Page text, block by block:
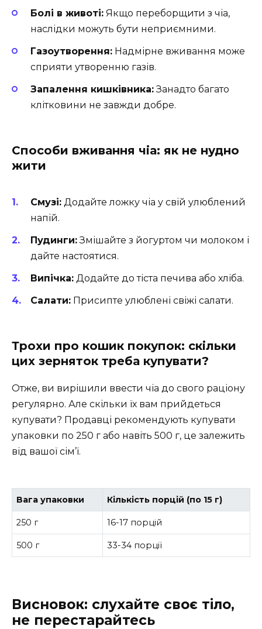
Болі в животі: Якщо переборщити з чіа,
наслідки можуть бути неприємними.
Газоутворення: Надмірне вживання може
сприяти утворенню газів.
Запалення кишківника:Занадто багато
клітковини не завжди добре.
Способи вживання чіа: як не нудно
жити
Смузі: Додайте ложку чіа у свій улюблений
напій.
Пудинги:Змішайте з йогуртом чи молоком і
дайте настоятися.
Випічка: Додайте до тіста печива або хліба.
Салати: Присипте улюблені свіжі салати.
Трохи про кошик покупок: скільки
цих зерняток треба купувати?
Отже, ви вирішили ввести чіа до свого раціону
регулярно. Але скільки їх вам прийдеться
купувати? Продавці рекомендують купувати
упаковки по 250 г або навіть 500 г, це залежить
від вашої сім’ї.
Вага упаковки Кількість порцій (по 15 г)
250 г 16-17 порцій
500 г 33-34 порції
Висновок: слухайте своє тіло,
не перестарайтесь